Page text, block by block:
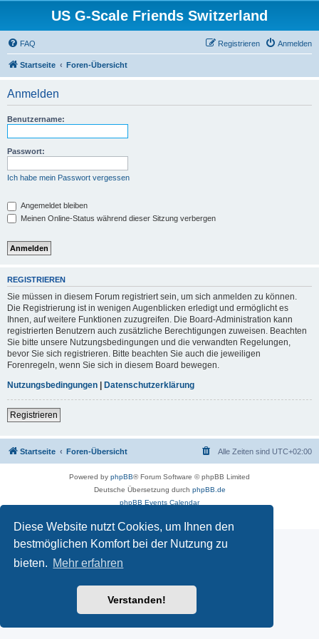
Diese Website nutzt Cookies, um Ihnen den
bestmöglichen Komfort bei der Nutzung zu
bieten. Mehr erfahren
Verstanden!
US G-Scale Friends Switzerland
FAQ Anmelden
Registrieren
Startseite Foren-Übersicht
Anmelden
Benutzername:
Passwort:
Ich habe mein Passwort vergessen
Angemeldet bleiben
Meinen Online-Status während dieser Sitzung verbergen
REGISTRIEREN
Sie müssen in diesem Forum registriert sein, um sich anmelden zu können.
Die Registrierung ist in wenigen Augenblicken erledigt und ermöglicht es
Ihnen, auf weitere Funktionen zuzugreifen. Die Board-Administration kann
registrierten Benutzern auch zusätzliche Berechtigungen zuweisen. Beachten
Sie bitte unsere Nutzungsbedingungen und die verwandten Regelungen,
bevor Sie sich registrieren. Bitte beachten Sie auch die jeweiligen
Forenregeln, wenn Sie sich in diesem Board bewegen.
Nutzungsbedingungen | Datenschutzerklärung
Registrieren
Startseite Foren-Übersicht Alle Zeiten sind UTC+02:00
Powered by phpBB® Forum Software © phpBB Limited
Deutsche Übersetzung durch phpBB.de
phpBB Events Calendar